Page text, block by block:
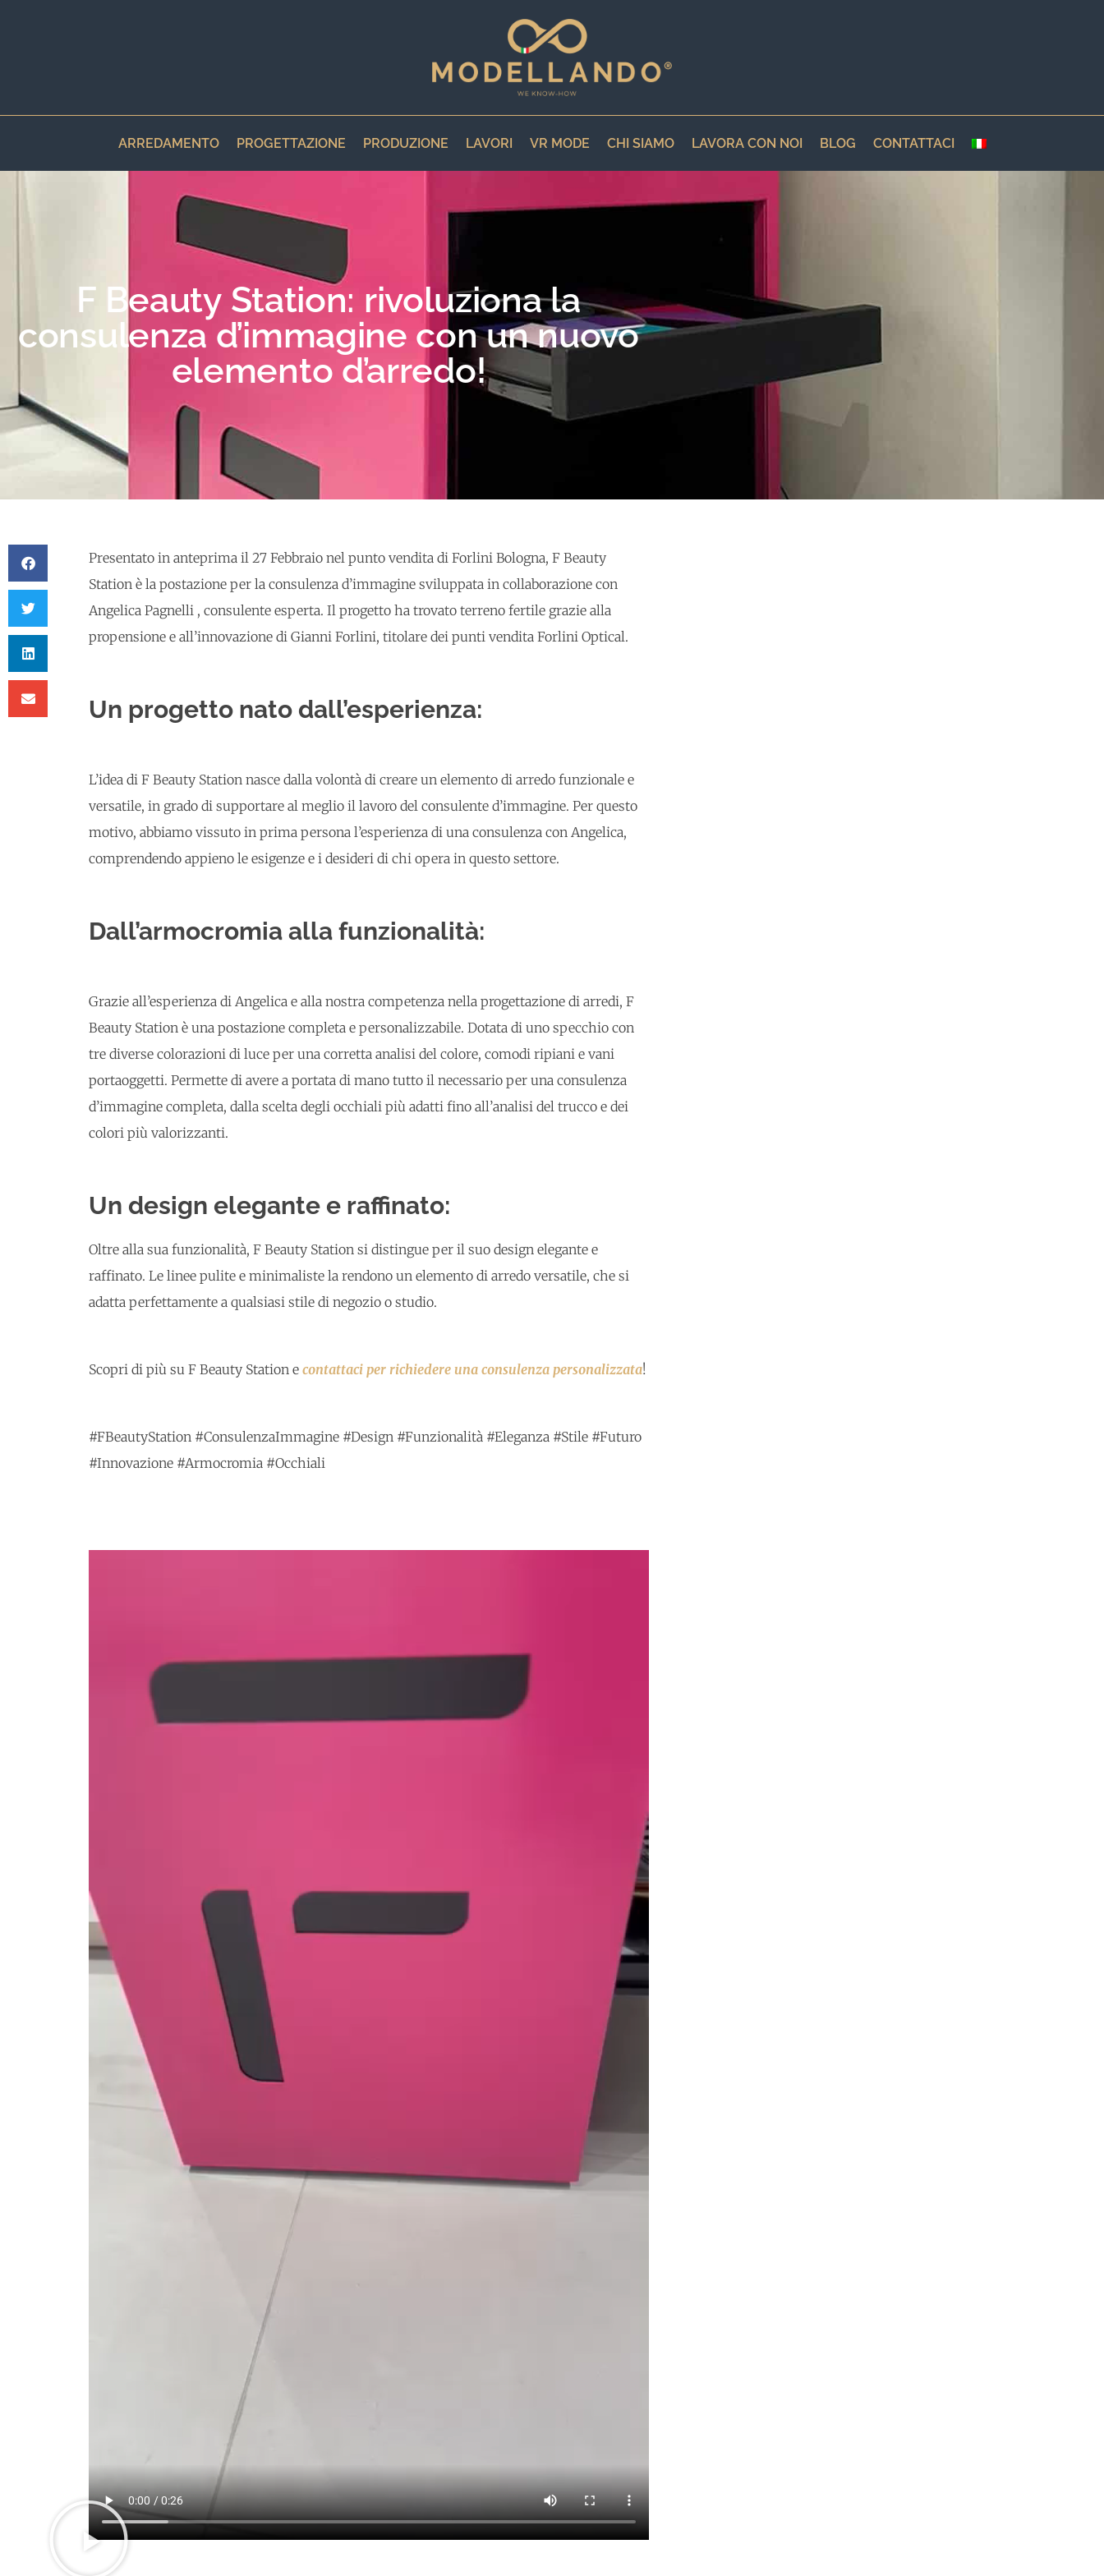
ARREDAMENTO PROGETTAZIONE PRODUZIONE LAVORI VR MODE CHI SIAMO LAVORA CON NOI BLOG CONTATTACI
F Beauty Station: rivoluziona la
consulenza d’immagine con un nuovo
elemento d’arredo!
Presentato in anteprima il 27 Febbraio nel punto vendita di Forlini Bologna, F Beauty
Station è la postazione per la consulenza d’immagine sviluppata in collaborazione con
Angelica Pagnelli , consulente esperta. Il progetto ha trovato terreno fertile grazie alla
propensione e all’innovazione di Gianni Forlini, titolare dei punti vendita Forlini Optical.
Un progetto nato dall’esperienza:
L’idea di F Beauty Station nasce dalla volontà di creare un elemento di arredo funzionale e
versatile, in grado di supportare al meglio il lavoro del consulente d’immagine. Per questo
motivo, abbiamo vissuto in prima persona l’esperienza di una consulenza con Angelica,
comprendendo appieno le esigenze e i desideri di chi opera in questo settore.
Dall’armocromia alla funzionalità:
Grazie all’esperienza di Angelica e alla nostra competenza nella progettazione di arredi, F
Beauty Station è una postazione completa e personalizzabile. Dotata di uno specchio con
tre diverse colorazioni di luce per una corretta analisi del colore, comodi ripiani e vani
portaoggetti. Permette di avere a portata di mano tutto il necessario per una consulenza
d’immagine completa, dalla scelta degli occhiali più adatti fino all’analisi del trucco e dei
colori più valorizzanti.
Un design elegante e raffinato:
Oltre alla sua funzionalità, F Beauty Station si distingue per il suo design elegante e
raffinato. Le linee pulite e minimaliste la rendono un elemento di arredo versatile, che si
adatta perfettamente a qualsiasi stile di negozio o studio.
Scopri di più su F Beauty Station e contattaci per richiedere una consulenza personalizzata!
#FBeautyStation #ConsulenzaImmagine #Design #Funzionalità #Eleganza #Stile #Futuro
#Innovazione #Armocromia #Occhiali